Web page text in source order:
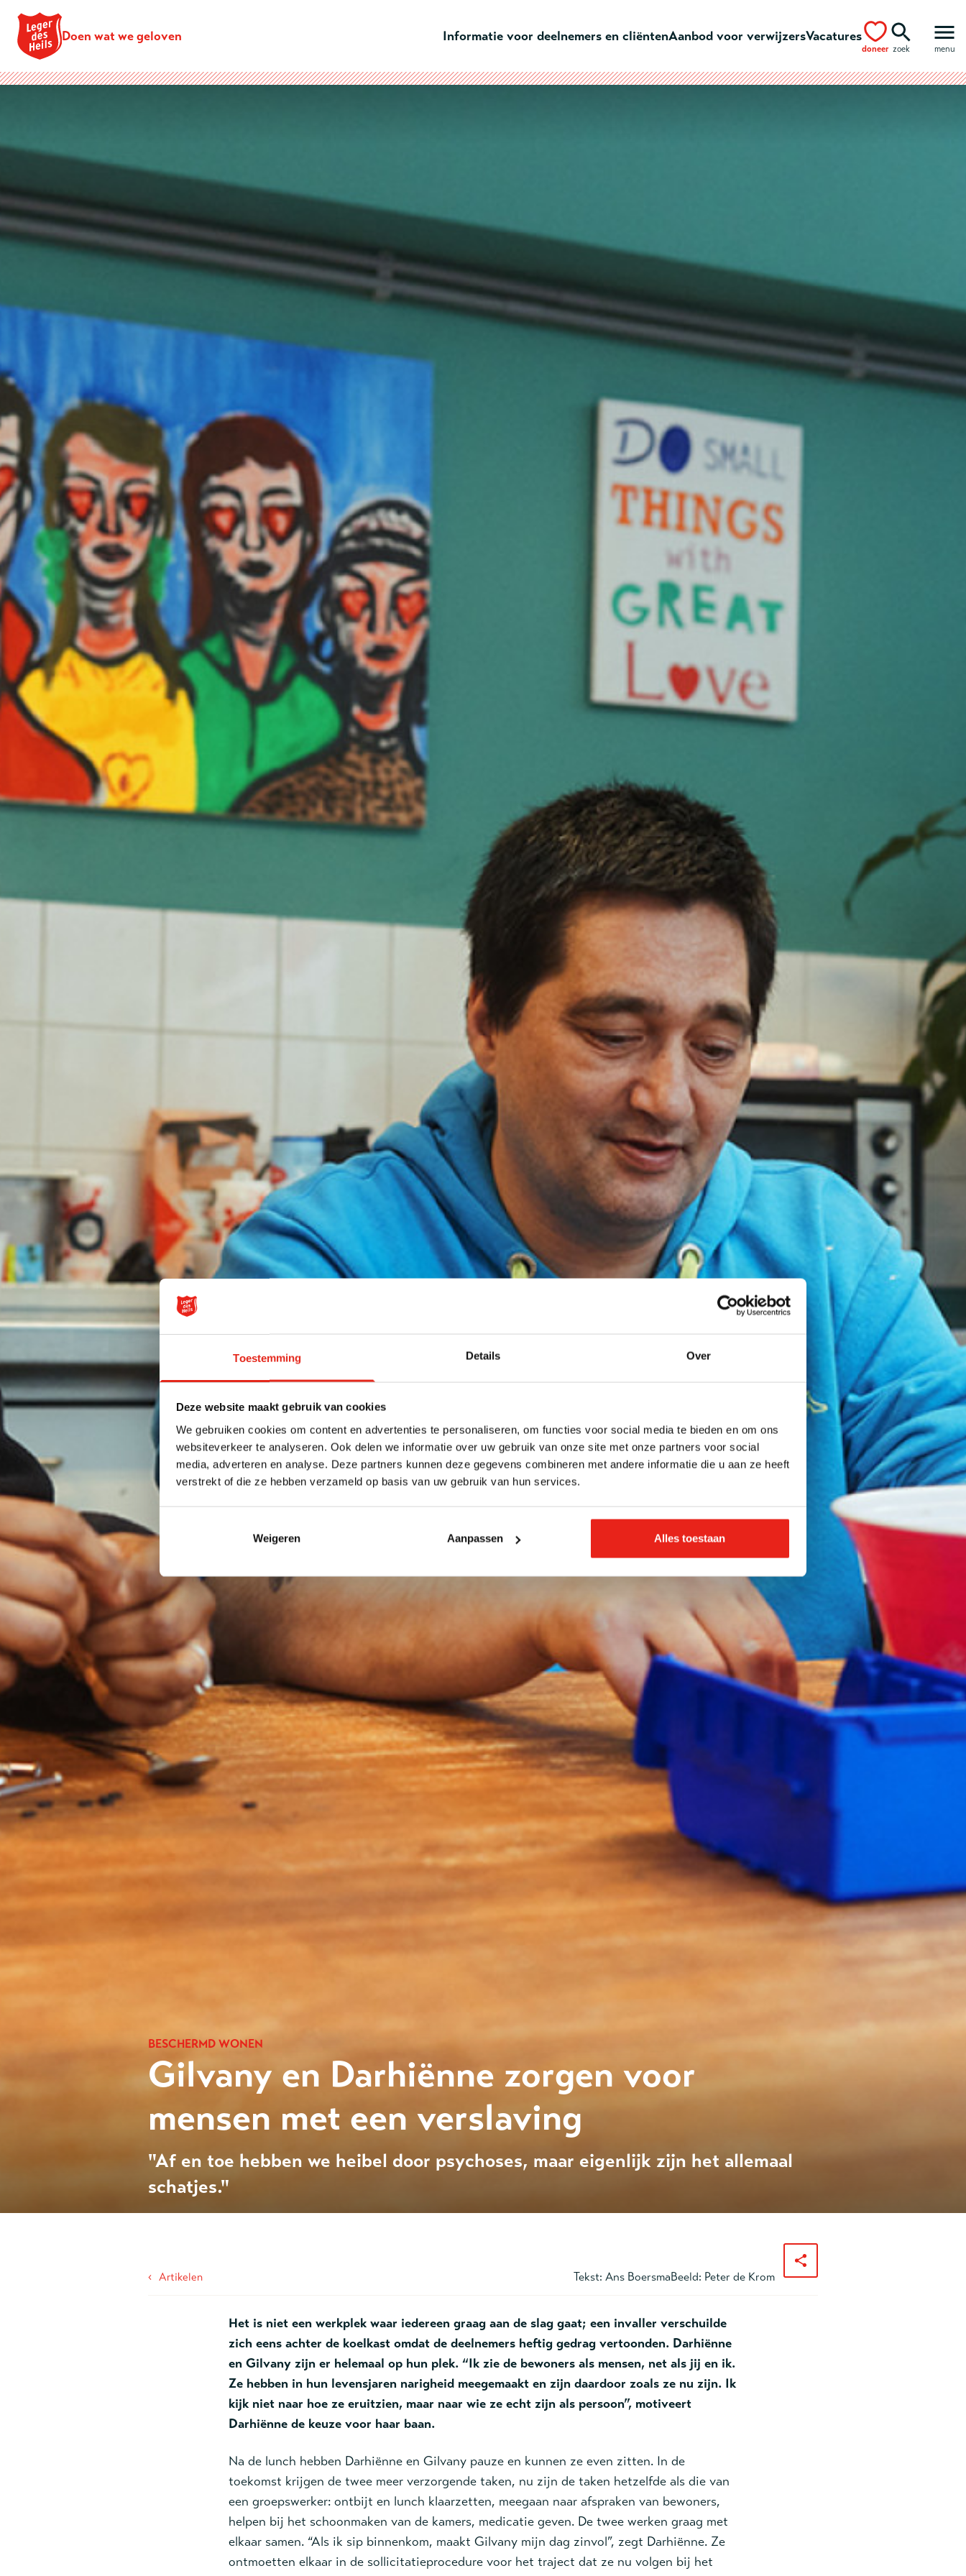
Toestemming Details Over
Deze website maakt gebruik van cookies
We gebruiken cookies om content en advertenties te personaliseren, om functies voor social media te bieden en om ons
websiteverkeer te analyseren. Ook delen we informatie over uw gebruik van onze site met onze partners voor social
media, adverteren en analyse. Deze partners kunnen deze gegevens combineren met andere informatie die u aan ze heeft
verstrekt of die ze hebben verzameld op basis van uw gebruik van hun services.
Weigeren Aanpassen Alles toestaan
Doen wat we geloven
Informatie voor deelnemers en cliëntenAanbod voor verwijzersVacatures
doneer zoek menu
BESCHERMD WONEN
Gilvany en Darhiënne zorgen voor
mensen met een verslaving
"Af en toe hebben we heibel door psychoses, maar eigenlijk zijn het allemaal
schatjes."
Tekst: Ans BoersmaBeeld: Peter de Krom
‹ Artikelen
Het is niet een werkplek waar iedereen graag aan de slag gaat; een invaller verschuilde
zich eens achter de koelkast omdat de deelnemers heftig gedrag vertoonden. Darhiënne
en Gilvany zijn er helemaal op hun plek. “Ik zie de bewoners als mensen, net als jij en ik.
Ze hebben in hun levensjaren narigheid meegemaakt en zijn daardoor zoals ze nu zijn. Ik
kijk niet naar hoe ze eruitzien, maar naar wie ze echt zijn als persoon”, motiveert
Darhiënne de keuze voor haar baan.
Na de lunch hebben Darhiënne en Gilvany pauze en kunnen ze even zitten. In de
toekomst krijgen de twee meer verzorgende taken, nu zijn de taken hetzelfde als die van
een groepswerker: ontbijt en lunch klaarzetten, meegaan naar afspraken van bewoners,
helpen bij het schoonmaken van de kamers, medicatie geven. De twee werken graag met
elkaar samen. “Als ik sip binnenkom, maakt Gilvany mijn dag zinvol”, zegt Darhiënne. Ze
ontmoetten elkaar in de sollicitatieprocedure voor het traject dat ze nu volgen bij het